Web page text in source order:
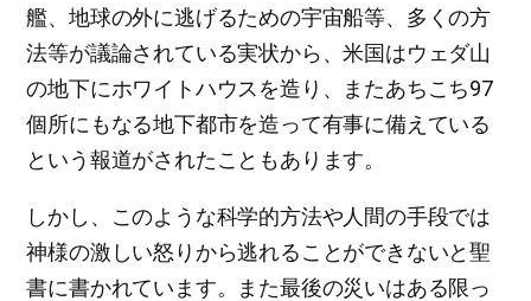
艦、地球の外に逃げるための宇宙船等、多くの方
法等が議論されている実状から、米国はウェダ山
の地下にホワイトハウスを造り、またあちこち97
個所にもなる地下都市を造って有事に備えている
という報道がされたこともあります。
しかし、このような科学的方法や人間の手段では
神様の激しい怒りから逃れることができないと聖
書に書かれています。また最後の災いはある限っ